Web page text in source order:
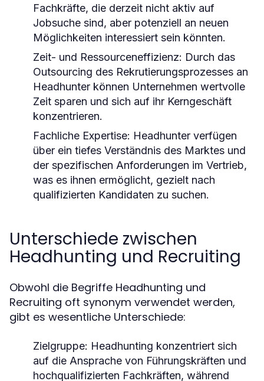
Fachkräfte, die derzeit nicht aktiv auf
Jobsuche sind, aber potenziell an neuen
Möglichkeiten interessiert sein könnten.
Zeit- und Ressourceneffizienz: Durch das
Outsourcing des Rekrutierungsprozesses an
Headhunter können Unternehmen wertvolle
Zeit sparen und sich auf ihr Kerngeschäft
konzentrieren.
Fachliche Expertise: Headhunter verfügen
über ein tiefes Verständnis des Marktes und
der spezifischen Anforderungen im Vertrieb,
was es ihnen ermöglicht, gezielt nach
qualifizierten Kandidaten zu suchen.
Unterschiede zwischen
Headhunting und Recruiting
Obwohl die Begriffe Headhunting und
Recruiting oft synonym verwendet werden,
gibt es wesentliche Unterschiede:
Zielgruppe: Headhunting konzentriert sich
auf die Ansprache von Führungskräften und
hochqualifizierten Fachkräften, während